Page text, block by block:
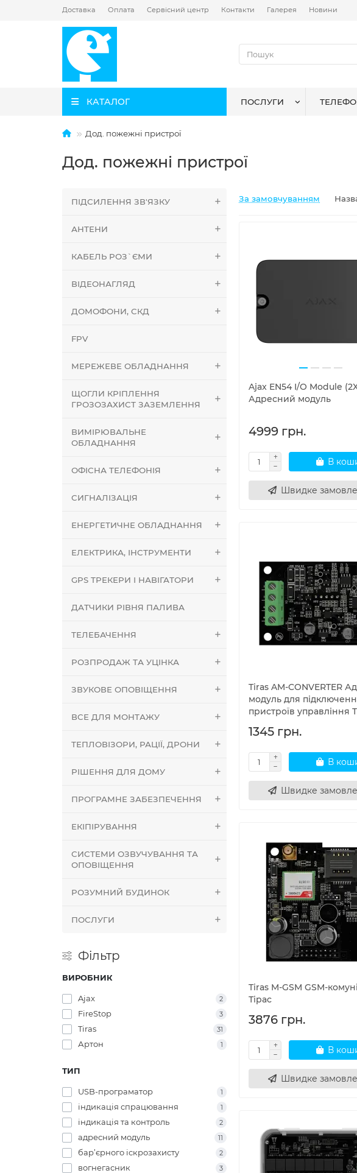
Доставка Оплата Сервісний центр Контакти Галерея Новини
КАТАЛОГ ПОСЛУГИ
Дод. пожежні пристрої
Дод. пожежні пристрої
ПІДСИЛЕННЯ ЗВ'ЯЗКУ
АНТЕНИ
КАБЕЛЬ РОЗ`ЄМИ
ВІДЕОНАГЛЯД
ДОМОФОНИ, СКД
FPV
МЕРЕЖЕВЕ ОБЛАДНАННЯ
ЩОГЛИ КРІПЛЕННЯ
ГРОЗОЗАХИСТ ЗАЗЕМЛЕННЯ
ВИМІРЮВАЛЬНЕ
ОБЛАДНАННЯ
ОФІСНА ТЕЛЕФОНІЯ
СИГНАЛІЗАЦІЯ
ЕНЕРГЕТИЧНЕ ОБЛАДНАННЯ
ЕЛЕКТРИКА, ІНСТРУМЕНТИ
GPS ТРЕКЕРИ І НАВІГАТОРИ
ДАТЧИКИ РІВНЯ ПАЛИВА
ТЕЛЕБАЧЕННЯ
РОЗПРОДАЖ ТА УЦІНКА
ЗВУКОВЕ ОПОВІЩЕННЯ
ВСЕ ДЛЯ МОНТАЖУ
ТЕПЛОВІЗОРИ, РАЦІЇ, ДРОНИ
РІШЕННЯ ДЛЯ ДОМУ
ПРОГРАМНЕ ЗАБЕЗПЕЧЕННЯ
ЕКІПІРУВАННЯ
СИСТЕМИ ОЗВУЧУВАННЯ ТА
ОПОВІЩЕННЯ
РОЗУМНИЙ БУДИНОК
ПОСЛУГИ
Фільтр
ВИРОБНИК
Ajax 2
FireStop 3
Tiras 31
Артон 1
ТИП
USB-програматор 1
індикація спрацювання 1
індикація та контроль 2
адресний модуль 11
бар’єрного іскрозахисту 2
вогнегасник 3
За замовчуванням
Ajax EN54 I/O Module
Адресний модуль
4999 грн.
В
Швидке
Tiras AM-CONVERTER
модуль для
пристроїв управління
1345 грн.
В
Швидке
Tiras M-GSM GSM-
Тірас
3876 грн.
В
Швидке